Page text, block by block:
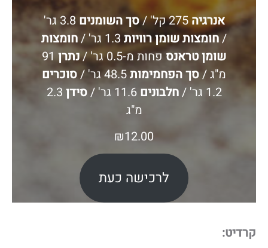
אנרגיה 275 קל' / סך השומנים
3.8 גר'
/חומצות שומן רוויות
חומצות
שומן טראנספחות מ-0.5 גר' / נתרן91
מ"ג /סך הפחמימות48.5 גר' /
סוכרים
1.2 גר' /
חלבונים 11.6 גר' / סידן 2.3
מ"ג
₪12.00
לרכישה כעת
קרדיט: